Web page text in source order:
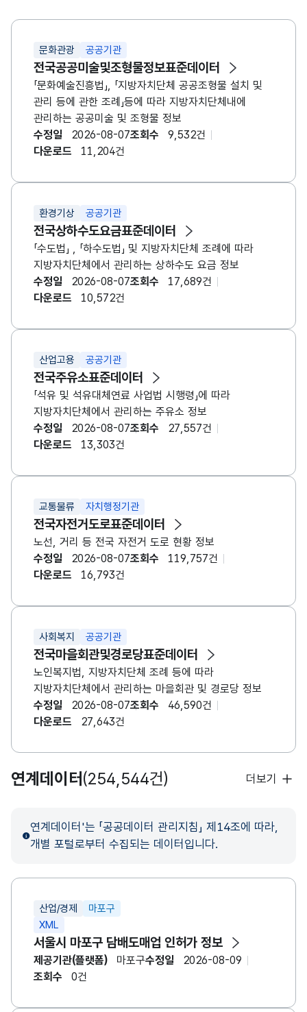
1등, 2등, 3등으로 들어올 말 3두를 순서대로
적중시키는 방식입니다. ※ 영천경마 시행 이후
요청메세지 경마장번호(meet)에 4를 입력시 영천경마
자료를 조회할 수 있습니다.
문화관광 공공기관
전국공공미술및조형물정보표준데이터
「문화예술진흥법」, 「지방자치단체 공공조형물 설치 및
관리 등에 관한 조례」등에 따라 지방자치단체내에
관리하는 공공미술 및 조형물 정보
수정일
2026-08-07조회수
9,532건
다운로드
11,204건
환경기상 공공기관
전국상하수도요금표준데이터
「수도법」 , 「하수도법」 및 지방자치단체 조례에 따라
지방자치단체에서 관리하는 상하수도 요금 정보
수정일
2026-08-07조회수
17,689건
다운로드
10,572건
산업고용 공공기관
전국주유소표준데이터
「석유 및 석유대체연료 사업법 시행령」에 따라
지방자치단체에서 관리하는 주유소 정보
수정일
2026-08-07조회수
27,557건
다운로드
13,303건
교통물류 자치행정기관
전국자전거도로표준데이터
노선, 거리 등 전국 자전거 도로 현황 정보
수정일
2026-08-07조회수
119,757건
다운로드
16,793건
사회복지 공공기관
전국마을회관및경로당표준데이터
노인복지법, 지방자치단체 조례 등에 따라
지방자치단체에서 관리하는 마을회관 및 경로당 정보
수정일
2026-08-07조회수
46,590건
다운로드
27,643건
연계데이터 (254,544건) 더보기
연계데이터'는 「공공데이터 관리지침」 제14조에 따라,
개별 포털로부터 수집되는 데이터입니다.
산업/경제
마포구
XML
서울시 마포구 담배도매업 인허가 정보
제공기관(플랫폼) 마포구수정일
2026-08-09
조회수
0건